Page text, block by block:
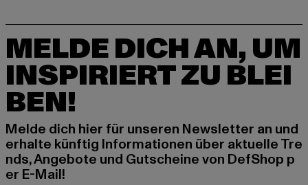
MELDE DICH AN, UM
INSPIRIERT ZU BLEI
BEN!
Melde dich hier für unseren Newsletter an und
erhalte künftig Informationen über aktuelle Tre
nds, Angebote und Gutscheine von DefShop p
er E-Mail!